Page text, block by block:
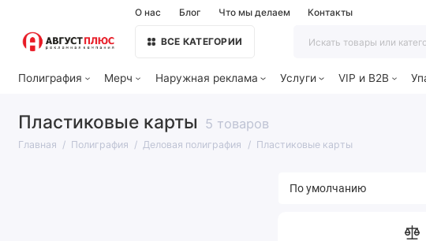
О нас Блог Что мы делаем Контакты
ВСЕ КАТЕГОРИИ
Полиграфия Мерч Наружная реклама Услуги VIP и B2B
Пластиковые карты 5 товаров
Главная Полиграфия Деловая полиграфия Пластиковые карты